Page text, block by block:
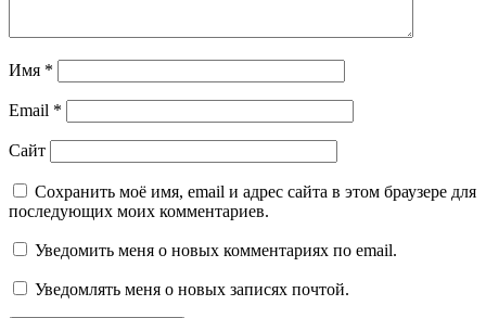
Имя *
Email *
Сайт
Сохранить моё имя, email и адрес сайта в этом браузере для
последующих моих комментариев.
Уведомить меня о новых комментариях по email.
Уведомлять меня о новых записях почтой.